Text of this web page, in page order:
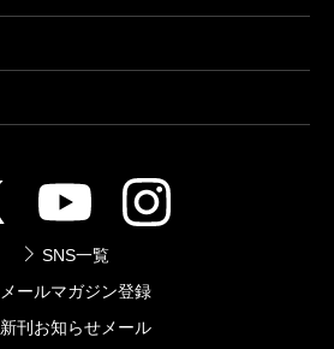
SNS一覧
メールマガジン登録
新刊お知らせメール